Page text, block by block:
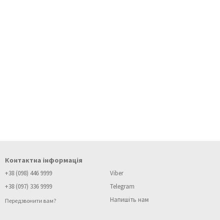
Контактна інформація
+38 (098) 446 9999
+38 (097) 336 9999
Передзвонити вам?
Viber
Telegram
Напишіть нам